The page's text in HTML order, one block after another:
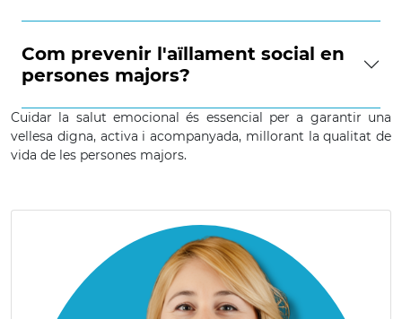
Com prevenir l'aïllament social en
persones majors?
Cuidar la salut emocional és essencial per a garantir una
vellesa digna, activa i acompanyada, millorant la qualitat de
vida de les persones majors.